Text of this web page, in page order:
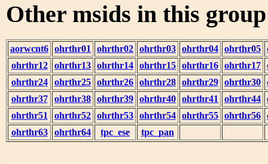
Other msids in this
aorwcnt6 ohrthr01 ohrthr02 ohrthr03 ohrthr04 ohrthr05
ohrthr12
ohrthr13 ohrthr14 ohrthr15 ohrthr16 ohrthr17
ohrthr24
ohrthr25 ohrthr26 ohrthr28 ohrthr29 ohrthr30
ohrthr37
ohrthr38 ohrthr39 ohrthr40 ohrthr41 ohrthr44
ohrthr51
ohrthr52 ohrthr53 ohrthr54 ohrthr55 ohrthr56
ohrthr63
ohrthr64 tpc_ese tpc_pan